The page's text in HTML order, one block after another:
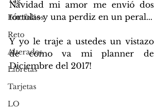
Fotofolios
Reto
Alterados
Libretas
Tarjetas
LO
Navidad mi amor me envió dos
tórtolas y una perdiz en un peral...
Y yo le traje a ustedes un vistazo
de como va mi planner de
Diciembre del 2017!